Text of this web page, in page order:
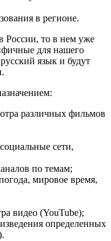
в регионе.
России, то в нем уже
для нашего
язык и будут
различных фильмов
сети,
по темам;
мировое время,
видео (YouTube);
определенных